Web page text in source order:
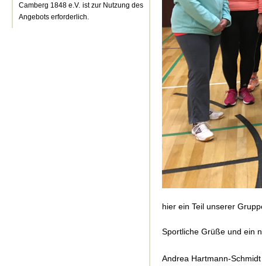
Camberg 1848 e.V. ist zur Nutzung des
Angebots erforderlich.
hier ein Teil unserer
Sportliche Grüße und ein
Andrea Hartmann-Schmidt